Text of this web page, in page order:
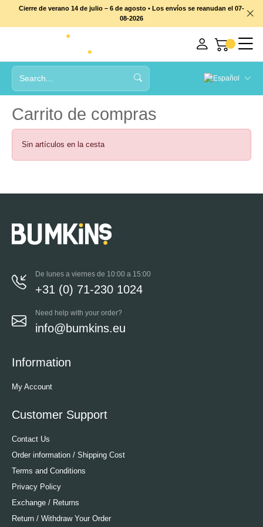
Cierre de verano 14 de julio – 6 de agosto • Los envíos se reanudan el 07-
08-2026
Carrito de compras
Sin artículos en la cesta
De lunes a viernes de 10:00 a 15:00
+31 (0) 71-230 1024
Need help with your order?
info@bumkins.eu
Information
My Account
Customer Support
Contact Us
Order information / Shipping Cost
Terms and Conditions
Privacy Policy
Exchange / Returns
Return / Withdraw Your Order